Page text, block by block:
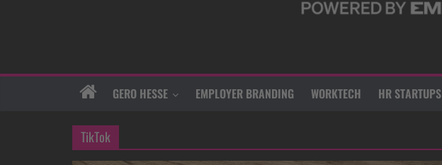
GERO HESSE EMPLOYER BRANDING WORKTECH HR STARTUPS
TikTok